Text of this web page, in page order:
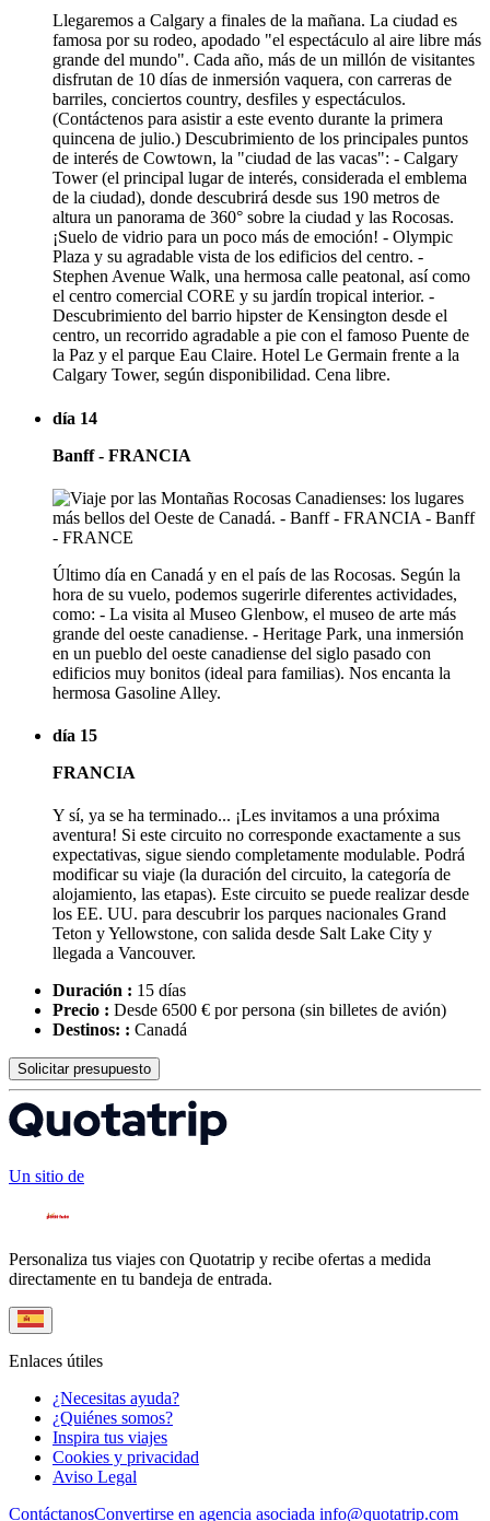
Llegaremos a Calgary a finales de la mañana. La ciudad es
famosa por su rodeo, apodado "el espectáculo al aire libre más
grande del mundo". Cada año, más de un millón de visitantes
disfrutan de 10 días de inmersión vaquera, con carreras de
barriles, conciertos country, desfiles y espectáculos.
(Contáctenos para asistir a este evento durante la primera
quincena de julio.) Descubrimiento de los principales puntos
de interés de Cowtown, la "ciudad de las vacas": - Calgary
Tower (el principal lugar de interés, considerada el emblema
de la ciudad), donde descubrirá desde sus 190 metros de
altura un panorama de 360° sobre la ciudad y las Rocosas.
¡Suelo de vidrio para un poco más de emoción! - Olympic
Plaza y su agradable vista de los edificios del centro. -
Stephen Avenue Walk, una hermosa calle peatonal, así como
el centro comercial CORE y su jardín tropical interior. -
Descubrimiento del barrio hipster de Kensington desde el
centro, un recorrido agradable a pie con el famoso Puente de
la Paz y el parque Eau Claire. Hotel Le Germain frente a la
Calgary Tower, según disponibilidad. Cena libre.
día 14
Banff - FRANCIA
Último día en Canadá y en el país de las Rocosas. Según la
hora de su vuelo, podemos sugerirle diferentes actividades,
como: - La visita al Museo Glenbow, el museo de arte más
grande del oeste canadiense. - Heritage Park, una inmersión
en un pueblo del oeste canadiense del siglo pasado con
edificios muy bonitos (ideal para familias). Nos encanta la
hermosa Gasoline Alley.
día 15
FRANCIA
Y sí, ya se ha terminado... ¡Les invitamos a una próxima
aventura! Si este circuito no corresponde exactamente a sus
expectativas, sigue siendo completamente modulable. Podrá
modificar su viaje (la duración del circuito, la categoría de
alojamiento, las etapas). Este circuito se puede realizar desde
los EE. UU. para descubrir los parques nacionales Grand
Teton y Yellowstone, con salida desde Salt Lake City y
llegada a Vancouver.
Duración : 15 días
Precio : Desde 6500 € por persona (sin billetes de avión)
Destinos: : Canadá
Solicitar presupuesto
Un sitio de
Personaliza tus viajes con Quotatrip y recibe ofertas a medida
directamente en tu bandeja de entrada.
Enlaces útiles
¿Necesitas ayuda?
¿Quiénes somos?
Inspira tus viajes
Cookies y privacidad
Aviso Legal
ContáctanosConvertirse en agencia asociada info@quotatrip.com